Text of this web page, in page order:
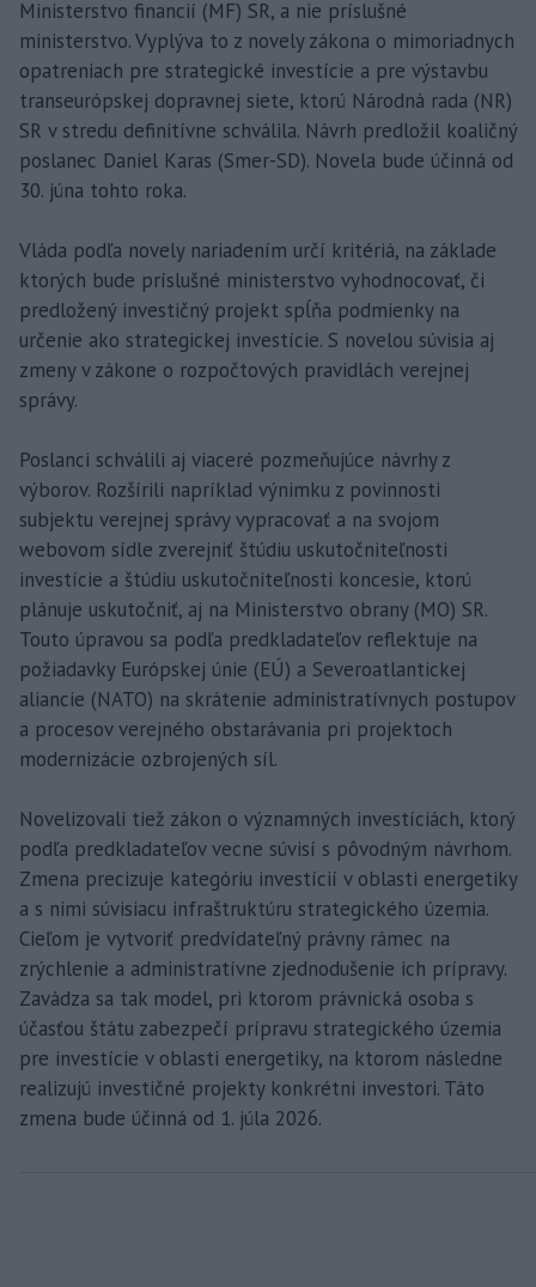
Ministerstvo financií (MF) SR, a nie príslušné
ministerstvo. Vyplýva to z novely zákona o mimoriadnych
opatreniach pre strategické investície a pre výstavbu
transeurópskej dopravnej siete, ktorú Národná rada (NR)
SR v stredu definitívne schválila. Návrh predložil koaličný
poslanec Daniel Karas (Smer-SD). Novela bude účinná od
30. júna tohto roka.
Vláda podľa novely nariadením určí kritériá, na základe
ktorých bude príslušné ministerstvo vyhodnocovať, či
predložený investičný projekt spĺňa podmienky na
určenie ako strategickej investície. S novelou súvisia aj
zmeny v zákone o rozpočtových pravidlách verejnej
správy.
Poslanci schválili aj viaceré pozmeňujúce návrhy z
výborov. Rozšírili napríklad výnimku z povinnosti
subjektu verejnej správy vypracovať a na svojom
webovom sídle zverejniť štúdiu uskutočniteľnosti
investície a štúdiu uskutočniteľnosti koncesie, ktorú
plánuje uskutočniť, aj na Ministerstvo obrany (MO) SR.
Touto úpravou sa podľa predkladateľov reflektuje na
požiadavky Európskej únie (EÚ) a Severoatlantickej
aliancie (NATO) na skrátenie administratívnych postupov
a procesov verejného obstarávania pri projektoch
modernizácie ozbrojených síl.
Novelizovali tiež zákon o významných investíciách, ktorý
podľa predkladateľov vecne súvisí s pôvodným návrhom.
Zmena precizuje kategóriu investícií v oblasti energetiky
a s nimi súvisiacu infraštruktúru strategického územia.
Cieľom je vytvoriť predvídateľný právny rámec na
zrýchlenie a administratívne zjednodušenie ich prípravy.
Zavádza sa tak model, pri ktorom právnická osoba s
účasťou štátu zabezpečí prípravu strategického územia
pre investície v oblasti energetiky, na ktorom následne
realizujú investičné projekty konkrétni investori. Táto
zmena bude účinná od 1. júla 2026.